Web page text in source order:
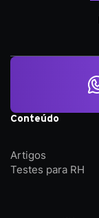
Conteúdo
Artigos
Testes para RH